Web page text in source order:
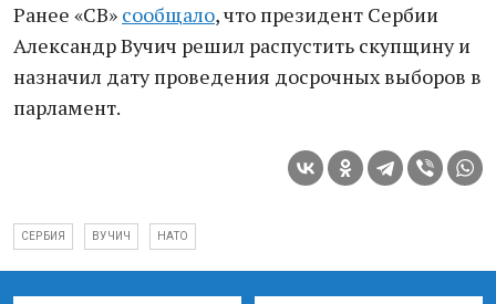
Ранее «СВ» сообщало, что президент Сербии
Александр Вучич решил распустить скупщину и
назначил дату проведения досрочных выборов в
парламент.
СЕРБИЯ ВУЧИЧ НАТО